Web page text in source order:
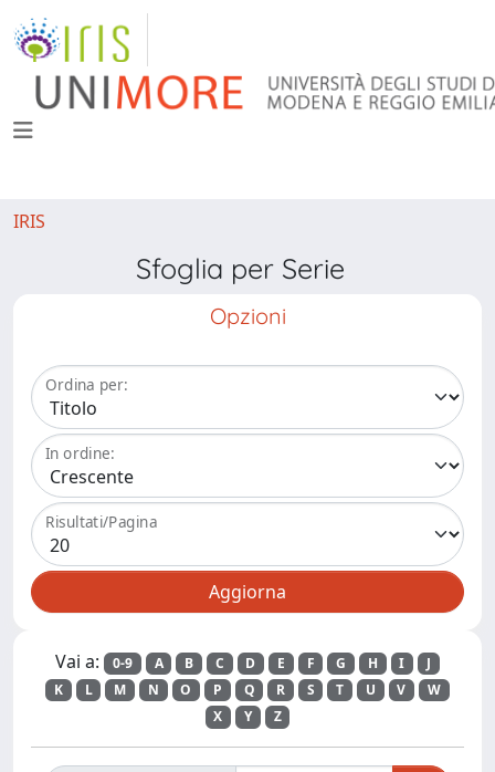
IRIS
Sfoglia per Serie
Opzioni
Ordina per:
In ordine:
Risultati/Pagina
Vai a: 0-9 A B C D E F G H I
J
K
L M N O P Q R S T U V
W
X
Y Z